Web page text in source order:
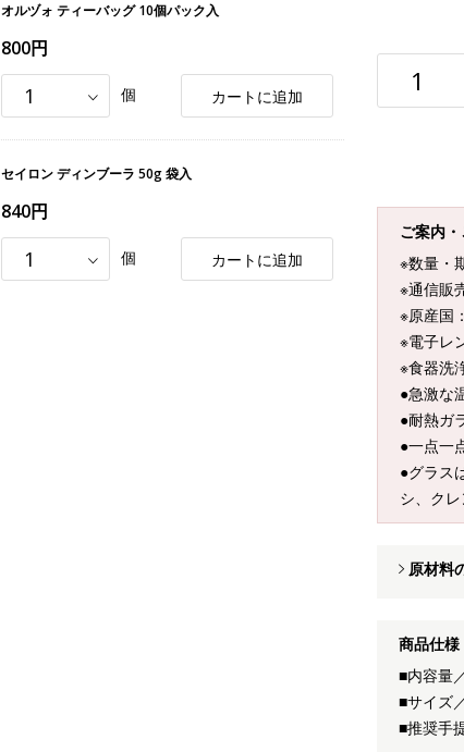
ご案内
※数量・
※通信販
※原産国
※電子レ
※食器洗
●急激な
●耐熱ガ
●一点一
●グラス
シ、ク
原材料
商品仕様
■内容量
■サイズ
■推奨手
オルヅォ ティーバッグ 10個パック入
800円
個 カートに追加
セイロン ディンブーラ 50g 袋入
840円
個 カートに追加